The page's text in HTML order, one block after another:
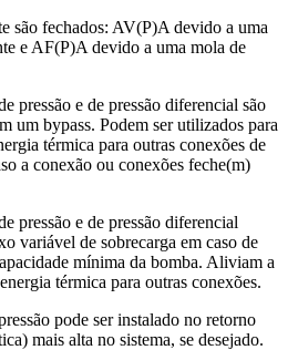
são fechados: AV(P)A devido a uma
e AF(P)A devido a uma mola de
pressão e de pressão diferencial são
um bypass. Podem ser utilizados para
térmica para outras conexões de
a conexão ou conexões feche(m)
pressão e de pressão diferencial
variável de sobrecarga em caso de
mínima da bomba. Aliviam a
térmica para outras conexões.
pode ser instalado no retorno
mais alta no sistema, se desejado.